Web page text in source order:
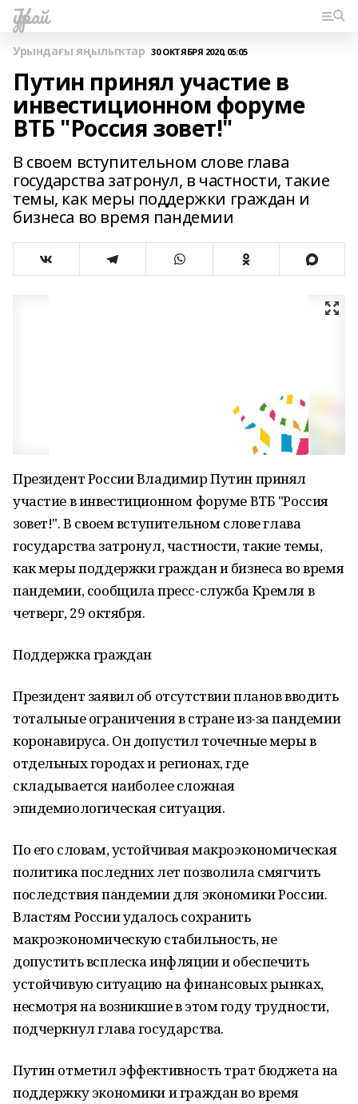
Ҡурай
Урындағы яңылыҡтар 30 ОКТЯБРЯ 2020, 05:05
Путин принял участие в
инвестиционном форуме
ВТБ "Россия зовет!"
В своем вступительном слове глава
государства затронул, в частности, такие
темы, как меры поддержки граждан и
бизнеса во время пандемии
Президент России Владимир Путин принял
участие в инвестиционном форуме ВТБ "Россия
зовет!". В своем вступительном слове глава
государства затронул, частности, такие темы,
как меры поддержки граждан и бизнеса во время
пандемии, сообщила пресс-служба Кремля в
четверг, 29 октября.
Поддержка граждан
Президент заявил об отсутствии планов вводить
тотальные ограничения в стране из-за пандемии
коронавируса. Он допустил точечные меры в
отдельных городах и регионах, где
складывается наиболее сложная
эпидемиологическая ситуация.
По его словам, устойчивая макроэкономическая
политика последних лет позволила смягчить
последствия пандемии для экономики России.
Властям России удалось сохранить
макроэкономическую стабильность, не
допустить всплеска инфляции и обеспечить
устойчивую ситуацию на финансовых рынках,
несмотря на возникшие в этом году трудности,
подчеркнул глава государства.
Путин отметил эффективность трат бюджета на
поддержку экономики и граждан во время